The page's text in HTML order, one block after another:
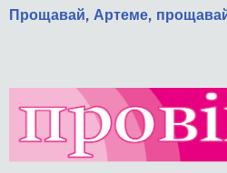
Прощавай, Артеме,